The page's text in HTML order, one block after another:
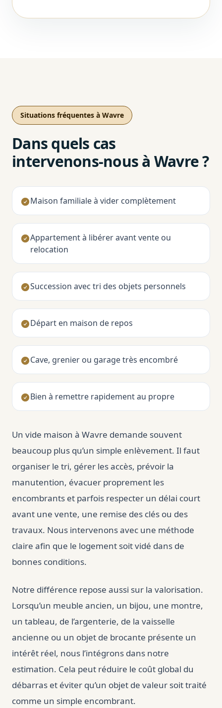
Situations fréquentes à Wavre
Dans quels cas
intervenons-nous à Wavre ?
Maison familiale à vider complètement
Appartement à libérer avant vente ou
relocation
Succession avec tri des objets personnels
Départ en maison de repos
Cave, grenier ou garage très encombré
Bien à remettre rapidement au propre
Un vide maison à Wavre demande souvent
beaucoup plus qu’un simple enlèvement. Il faut
organiser le tri, gérer les accès, prévoir la
manutention, évacuer proprement les
encombrants et parfois respecter un délai court
avant une vente, une remise des clés ou des
travaux. Nous intervenons avec une méthode
claire afin que le logement soit vidé dans de
bonnes conditions.
Notre différence repose aussi sur la valorisation.
Lorsqu’un meuble ancien, un bijou, une montre,
un tableau, de l’argenterie, de la vaisselle
ancienne ou un objet de brocante présente un
intérêt réel, nous l’intégrons dans notre
estimation. Cela peut réduire le coût global du
débarras et éviter qu’un objet de valeur soit traité
comme un simple encombrant.